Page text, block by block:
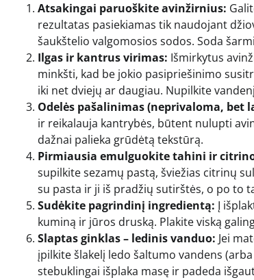
Atsakingai paruoškite avinžirnius:
rezultatas pasiekiamas tik naudojant
šaukštelio valgomosios sodos. Soda
Ilgas ir kantrus virimas: Išmirkytus
minkšti, kad be jokio pasipriešinimo
iki net dviejų ar daugiau. Nupilkite
Odelės pašalinimas (neprivaloma, bet
ir reikalauja kantrybės, būtent nulupti
dažnai palieka grūdėtą tekstūrą.
Pirmiausia emulguokite tahini ir
supilkite sezamų pastą, šviežias citrinų
su pasta ir ji iš pradžių sutirštės, o po to
Sudėkite pagrindinį ingredientą: Į
kuminą ir jūros druską. Plakite viską
Slaptas ginklas – ledinis vanduo: Jei
įpilkite šlakelį ledo šaltumo vandens
stebuklingai išplaka masę ir padeda